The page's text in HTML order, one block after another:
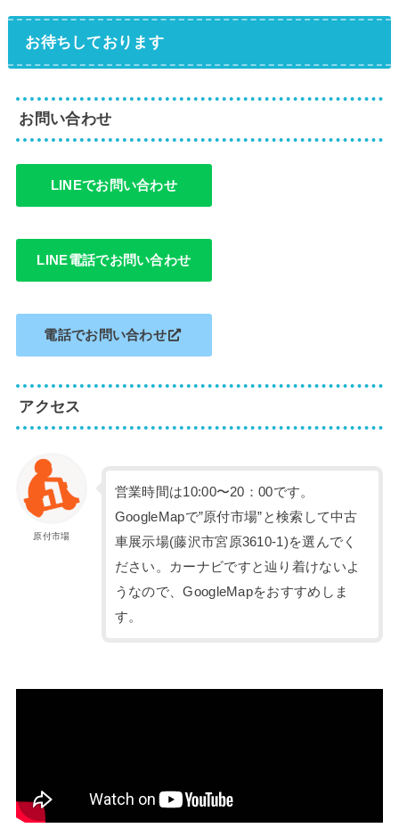
お待ちしております
お問い合わせ
LINEでお問い合わせ
LINE電話でお問い合わせ
電話でお問い合わせ
アクセス
原付市場
営業時間は10:00〜20：00です。
GoogleMapで”原付市場”と検索して中古
車展示場(藤沢市宮原3610-1)を選んでく
ださい。カーナビですと辿り着けないよ
うなので、GoogleMapをおすすめしま
す。